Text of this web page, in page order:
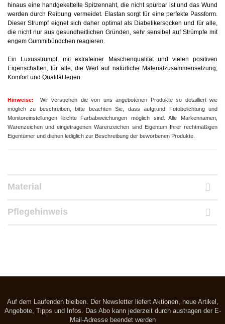
hinaus eine handgekettelte Spitzennaht, die nicht spürbar ist und das Wund
werden durch Reibung vermeidet. Elastan sorgt für eine perfekte Passform.
Dieser Strumpf eignet sich daher optimal als Diabetikersocken und für alle,
die nicht nur aus gesundheitlichen Gründen, sehr sensibel auf Strümpfe mit
engem Gummibündchen reagieren.
Ein Luxusstrumpf, mit extrafeiner Maschenqualität und vielen positiven
Eigenschaften, für alle, die Wert auf natürliche Materialzusammensetzung,
Komfort und Qualität legen.
Hinweise: Wir versuchen die von uns angebotenen Produkte so detailliert wie
möglich zu beschreiben, bitte beachten Sie, dass aufgrund Fotobelichtung und
Monitoreinstellungen leichte Farbabweichungen möglich sind.
Alle Markennamen,
Warenzeichen und eingetragenen Warenzeichen sind Eigentum Ihrer rechtmäßigen
Eigentümer und dienen lediglich zur Beschreibung der beworbenen Produkte.
Material
Pflegehinweis
Auf dem Laufenden bleiben. Der Newsletter liefert Aktionen, neue Artikel,
Angebote, Tipps und Infos. Das Abo kann jederzeit durch austragen der E-
Mail-Adresse beendet werden